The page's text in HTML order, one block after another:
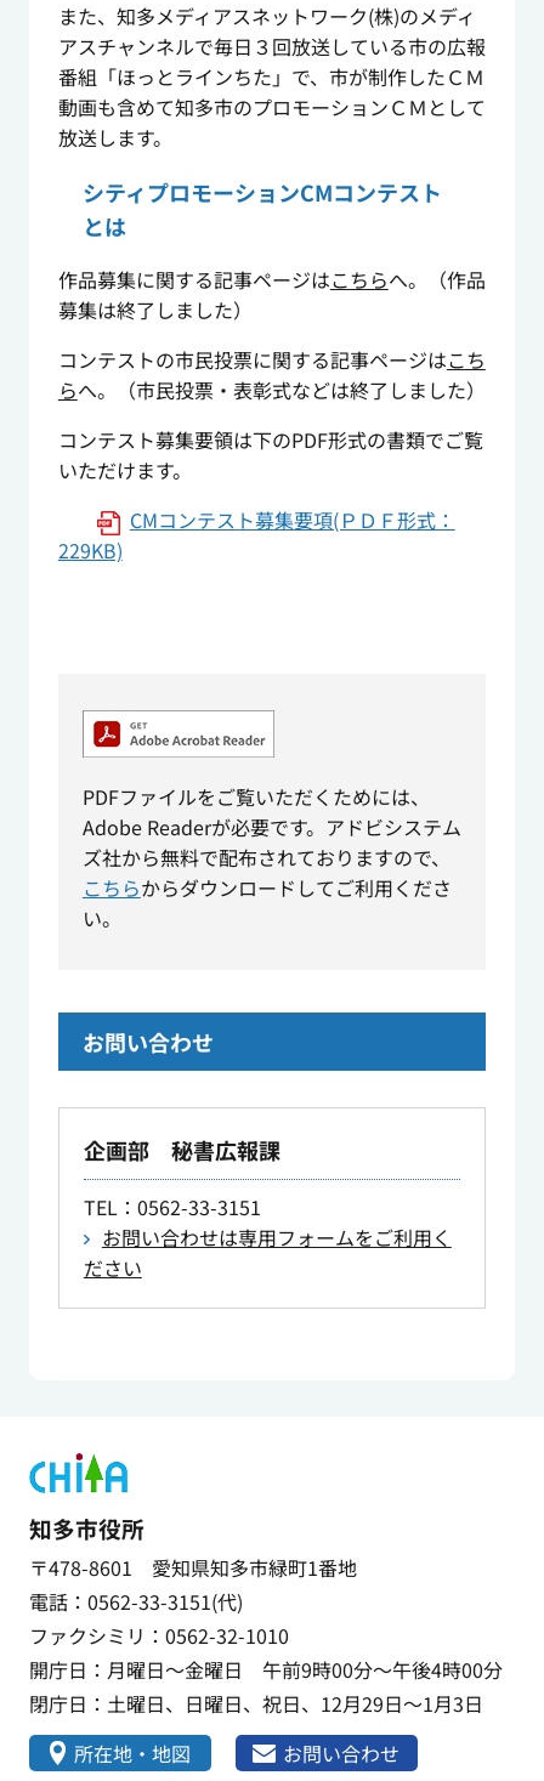
また、知多メディアスネットワーク(株)のメディ
アスチャンネルで毎日３回放送している市の広報
番組「ほっとラインちた」で、市が制作したＣＭ
動画も含めて知多市のプロモーションＣＭとして
放送します。
シティプロモーションCMコンテスト
とは
作品募集に関する記事ページはこちらへ。（作品
募集は終了しました）
コンテストの市民投票に関する記事ページはこち
らへ。（市民投票・表彰式などは終了しました）
コンテスト募集要領は下のPDF形式の書類でご覧
いただけます。
CMコンテスト募集要項(ＰＤＦ形式：
229KB)
PDFファイルをご覧いただくためには、
Adobe Readerが必要です。アドビシステム
ズ社から無料で配布されておりますので、
こちらからダウンロードしてご利用くださ
い。
お問い合わせ
企画部 秘書広報課
TEL：0562-33-3151
お問い合わせは専用フォームをご利用く
ださい
知多市役所
〒478-8601 愛知県知多市緑町1番地
電話：0562-33-3151(代)
ファクシミリ：0562-32-1010
開庁日：月曜日～金曜日 午前9時00分～午後4時00分
閉庁日：土曜日、日曜日、祝日、12月29日～1月3日
所在地・地図
お問い合わせ